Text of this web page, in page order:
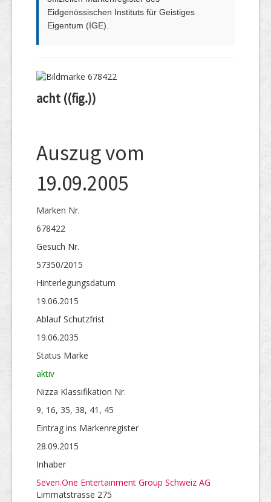
Eidgenössischen Instituts für Geistiges
Eigentum (IGE).
acht ((fig.))
Auszug vom
19.09.2005
Marken Nr.
678422
Gesuch Nr.
57350/2015
Hinterlegungs­datum
19.06.2015
Ablauf Schutzfrist
19.06.2035
Status Marke
aktiv
Nizza Klassifikation Nr.
9, 16, 35, 38, 41, 45
Eintrag ins Markenregister
28.09.2015
Inhaber
Seven.One Entertainment Group Schweiz AG
Limmatstrasse 275